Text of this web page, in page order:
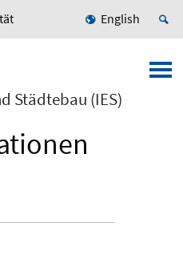
English
Städtebau (IES)